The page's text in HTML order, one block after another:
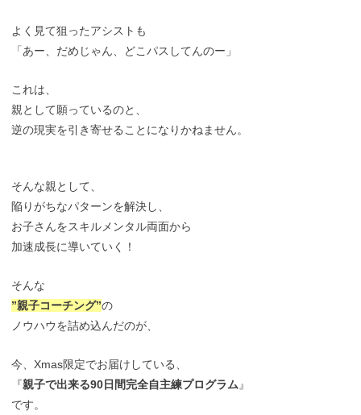
よく見て狙ったアシストも
「あー、だめじゃん、どこパスしてんのー」
これは、
親として願っているのと、
逆の現実を引き寄せることになりかねません。
そんな親として、
陥りがちなパターンを解決し、
お子さんをスキルメンタル両面から
加速成長に導いていく！
そんな
”親子コーチング”の
ノウハウを詰め込んだのが、
今、Xmas限定でお届けしている、
『親子で出来る90日間完全自主練プログラム 』
です。